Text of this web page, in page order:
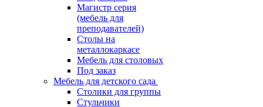
Магистр серия
(мебель для
преподавателей)
Столы на
металлокаркасе
Мебель для столовых
Под заказ
Мебель для детского сада
Столики для группы
Стульчики